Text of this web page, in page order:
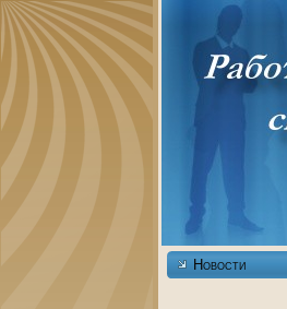
Новости